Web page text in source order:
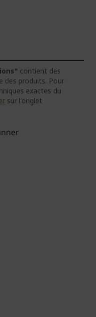
contient des
des produits. Pour
exactes du
sur l'onglet